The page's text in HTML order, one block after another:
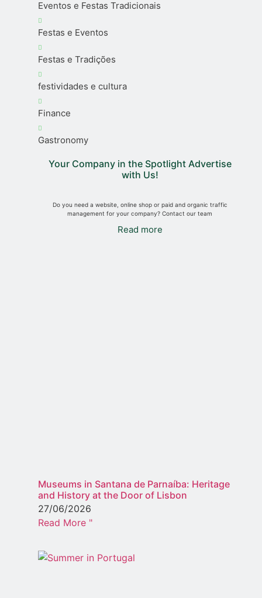
Eventos e Festas Tradicionais
Festas e Eventos
Festas e Tradições
festividades e cultura
Finance
Gastronomy
Your Company in the Spotlight Advertise
with Us!
Do you need a website, online shop or paid and organic traffic
management for your company? Contact our team
Read more
Museums in Santana de Parnaíba: Heritage
and History at the Door of Lisbon
27/06/2026
Read More "